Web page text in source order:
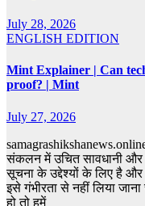
July 28, 2026
ENGLISH EDITION
Mint Explainer | Can
proof? | Mint
July 27, 2026
संकलन में उचित सावधानी और
सूचना के उद्देश्यों के लिए है और
इसे गंभीरता से नहीं लिया
हो तो हमें